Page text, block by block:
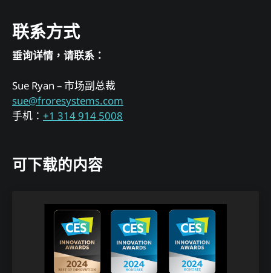
联系方式
垂询详情，请联系：
Sue Ryan – 市场副总裁
sue@froresystems.com
手机： +1 314 914 5008
可下载的内容